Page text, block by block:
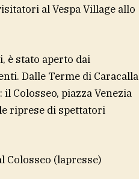
al Vespa Village allo
è stato aperto dai
Dalle Terme di Caracalla
Colosseo, piazza Venezia
riprese di spettatori
Colosseo (lapresse)